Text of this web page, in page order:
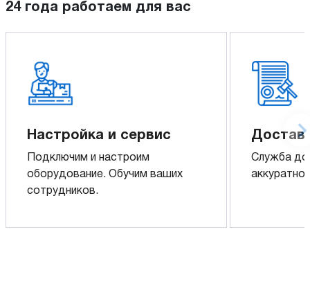
24 года работаем для вас
Настройка и сервис
Подключим и настроим
оборудование. Обучим ваших
сотрудников.
Служба
аккуратно